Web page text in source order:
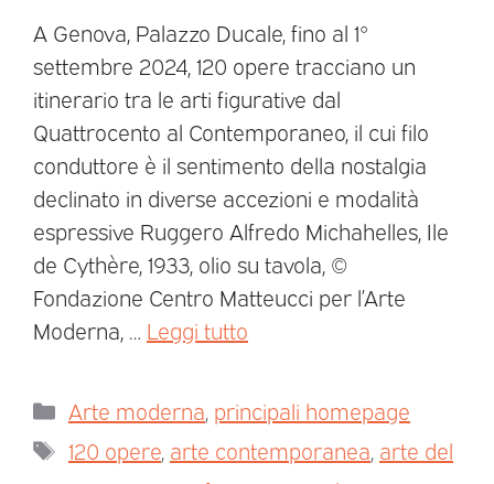
A Genova, Palazzo Ducale, fino al 1°
settembre 2024, 120 opere tracciano un
itinerario tra le arti figurative dal
Quattrocento al Contemporaneo, il cui filo
conduttore è il sentimento della nostalgia
declinato in diverse accezioni e modalità
espressive Ruggero Alfredo Michahelles, Ile
de Cythère, 1933, olio su tavola, ©
Fondazione Centro Matteucci per l’Arte
Moderna, … Leggi tutto
Arte moderna principali homepage
120 opere arte contemporanea arte del